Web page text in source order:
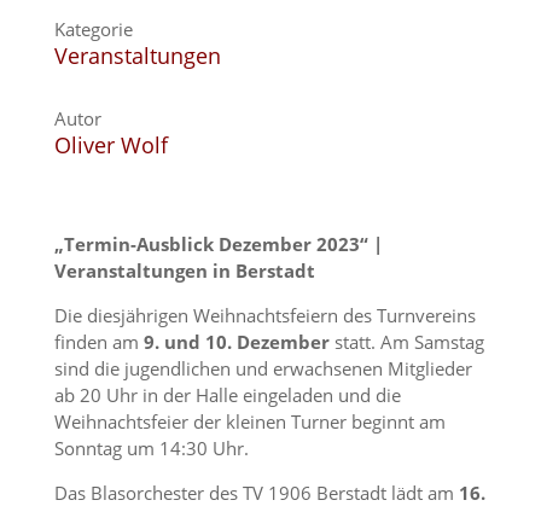
Kategorie
Veranstaltungen
Autor
Oliver Wolf
„Termin-Ausblick Dezember2023“ |
Veranstaltungen in Berstadt
Die diesjährigen Weihnachtsfeiern des Turnvereins
finden am 9. und 10. Dezember statt. Am Samstag
sind die jugendlichen und erwachsenen Mitglieder
ab 20 Uhr in der Halle eingeladen und die
Weihnachtsfeier der kleinen Turner beginnt am
Sonntag um 14:30 Uhr.
Das Blasorchester des TV 1906 Berstadt lädt am 16.